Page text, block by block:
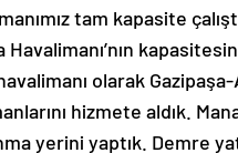
olarak Gazipaşa-
hizmete aldık.
yerini yaptık. Demre